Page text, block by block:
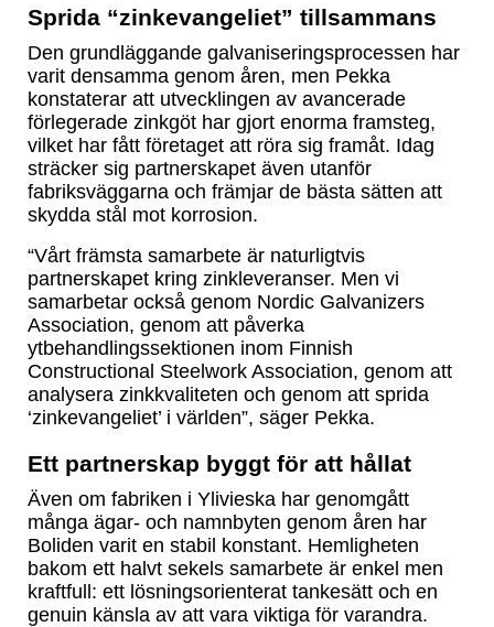
Sprida “zinkevangeliet” tillsammans
Den grundläggande galvaniseringsprocessen har
varit densamma genom åren, men Pekka
konstaterar att utvecklingen av avancerade
förlegerade zinkgöt har gjort enorma framsteg,
vilket har fått företaget att röra sig framåt. Idag
sträcker sig partnerskapet även utanför
fabriksväggarna och främjar de bästa sätten att
skydda stål mot korrosion.
“Vårt främsta samarbete är naturligtvis
partnerskapet kring zinkleveranser. Men vi
samarbetar också genom Nordic Galvanizers
Association, genom att påverka
ytbehandlingssektionen inom Finnish
Constructional Steelwork Association, genom att
analysera zinkkvaliteten och genom att sprida
‘zinkevangeliet’ i världen”, säger Pekka.
Ett partnerskap byggt för att hållat
Även om fabriken i Ylivieska har genomgått
många ägar- och namnbyten genom åren har
Boliden varit en stabil konstant. Hemligheten
bakom ett halvt sekels samarbete är enkel men
kraftfull: ett lösningsorienterat tankesätt och en
genuin känsla av att vara viktiga för varandra.